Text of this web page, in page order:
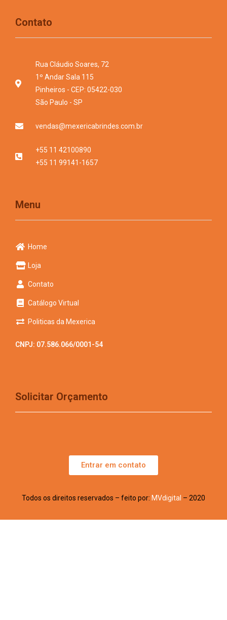
Contato
Rua Cláudio Soares, 72
1º Andar Sala 115
Pinheiros - CEP: 05422-030
São Paulo - SP
vendas@mexericabrindes.com.br
+55 11 42100890
+55 11 99141-1657
Menu
Home
Loja
Contato
Catálogo Virtual
Politicas da Mexerica
CNPJ: 07.586.066/0001-54
Solicitar Orçamento
Entrar em contato
Todos os direitos reservados – feito por: MVdigital – 2020